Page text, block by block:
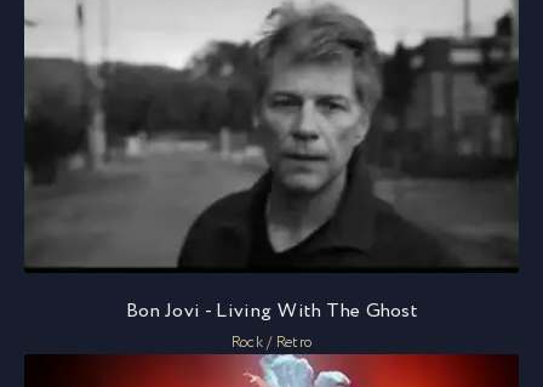
Bon Jovi - Living With The Ghost
Rock / Retro